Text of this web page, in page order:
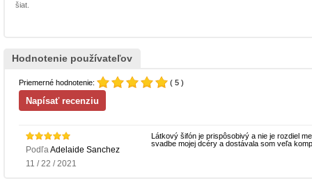
šiat.
Hodnotenie používateľov
Priemerné hodnotenie: ( 5 )
PodľaAdelaide Sanchez
11 / 22 / 2021
Látkový šifón je prispôsobivý a nie je rozdiel
svadbe mojej dcéry a dostávala som veľa